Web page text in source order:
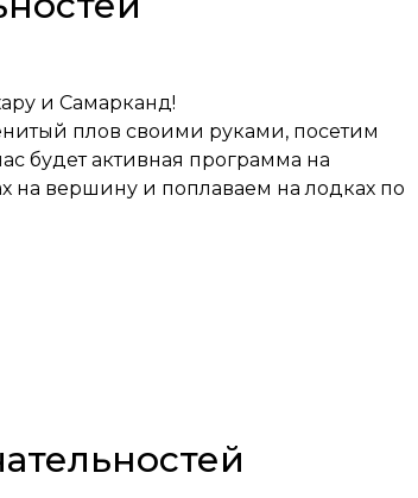
и Самарканд!
плов своими руками, посетим
будет активная программа на
вершину и поплаваем на лодках по